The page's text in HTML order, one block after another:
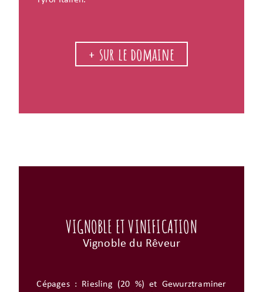
+ sur le domaine
VIGNOBLE ET VINIFICATION
Vignoble du Rêveur
Cépages : Riesling (20 %) et Gewurztraminer